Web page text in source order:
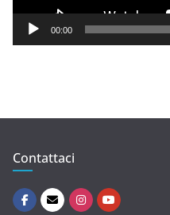
e
00:00
Contattaci